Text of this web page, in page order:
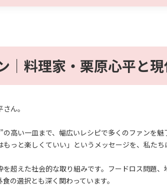
｜料理家・栗原心平と
ん。
高い一皿まで、幅広いレシピで多くのファンを
っと楽しくていい」というメッセージを、私たち
超えた社会的な取り組みです。フードロス問題
の選択とも深く関わっています。